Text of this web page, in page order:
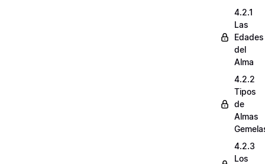
4.2.1
Las
Edades
del
Alma
4.2.2
Tipos
de
Almas
4.2.3
Los